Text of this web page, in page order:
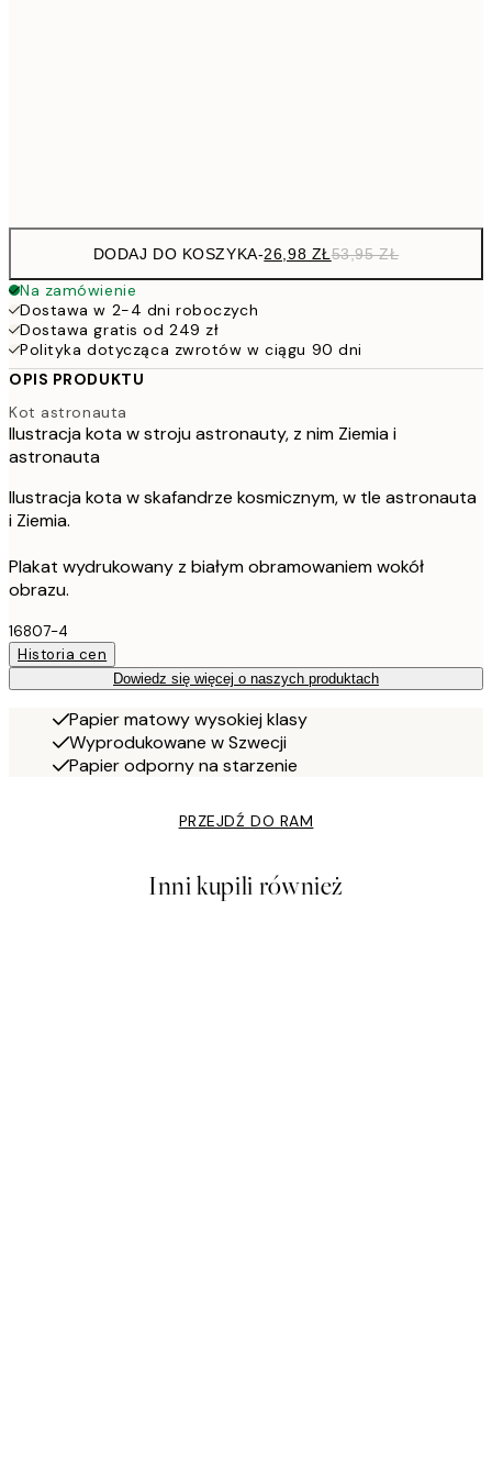
DODAJ DO KOSZYKA-26,98 ZŁ 53,95 ZŁ
Na zamówienie
Dostawa w 2-4 dni roboczych
Dostawa gratis od 249 zł
Polityka dotycząca zwrotów w ciągu 90 dni
OPIS PRODUKTU
Kot astronauta
Ilustracja kota w stroju astronauty, z nim Ziemia i
astronauta
Ilustracja kota w skafandrze kosmicznym, w tle astronauta
i Ziemia.
Plakat wydrukowany z białym obramowaniem wokół
obrazu.
16807-4
Historia cen
Dowiedz się więcej o naszych produktach
Papier matowy wysokiej klasy
Wyprodukowane w Szwecji
Papier odporny na starzenie
PRZEJDŹ DO RAM
Inni kupili również